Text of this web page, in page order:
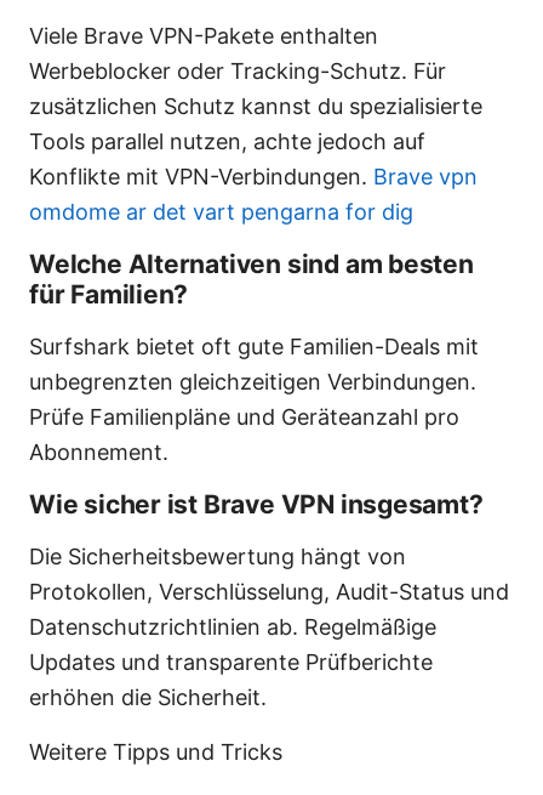
Viele Brave VPN-Pakete enthalten
Werbeblocker oder Tracking-Schutz. Für
zusätzlichen Schutz kannst du spezialisierte
Tools parallel nutzen, achte jedoch auf
Konflikte mit VPN-Verbindungen. Brave vpn
omdome ar det vart pengarna for dig
Welche Alternativen sind am besten
für Familien?
Surfshark bietet oft gute Familien-Deals mit
unbegrenzten gleichzeitigen Verbindungen.
Prüfe Familienpläne und Geräteanzahl pro
Abonnement.
Wie sicher ist Brave VPN insgesamt?
Die Sicherheitsbewertung hängt von
Protokollen, Verschlüsselung, Audit-Status und
Datenschutzrichtlinien ab. Regelmäßige
Updates und transparente Prüfberichte
erhöhen die Sicherheit.
Weitere Tipps und Tricks